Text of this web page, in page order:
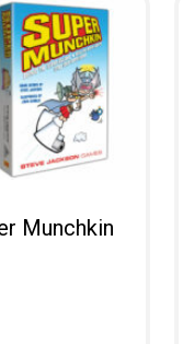
Munchkin